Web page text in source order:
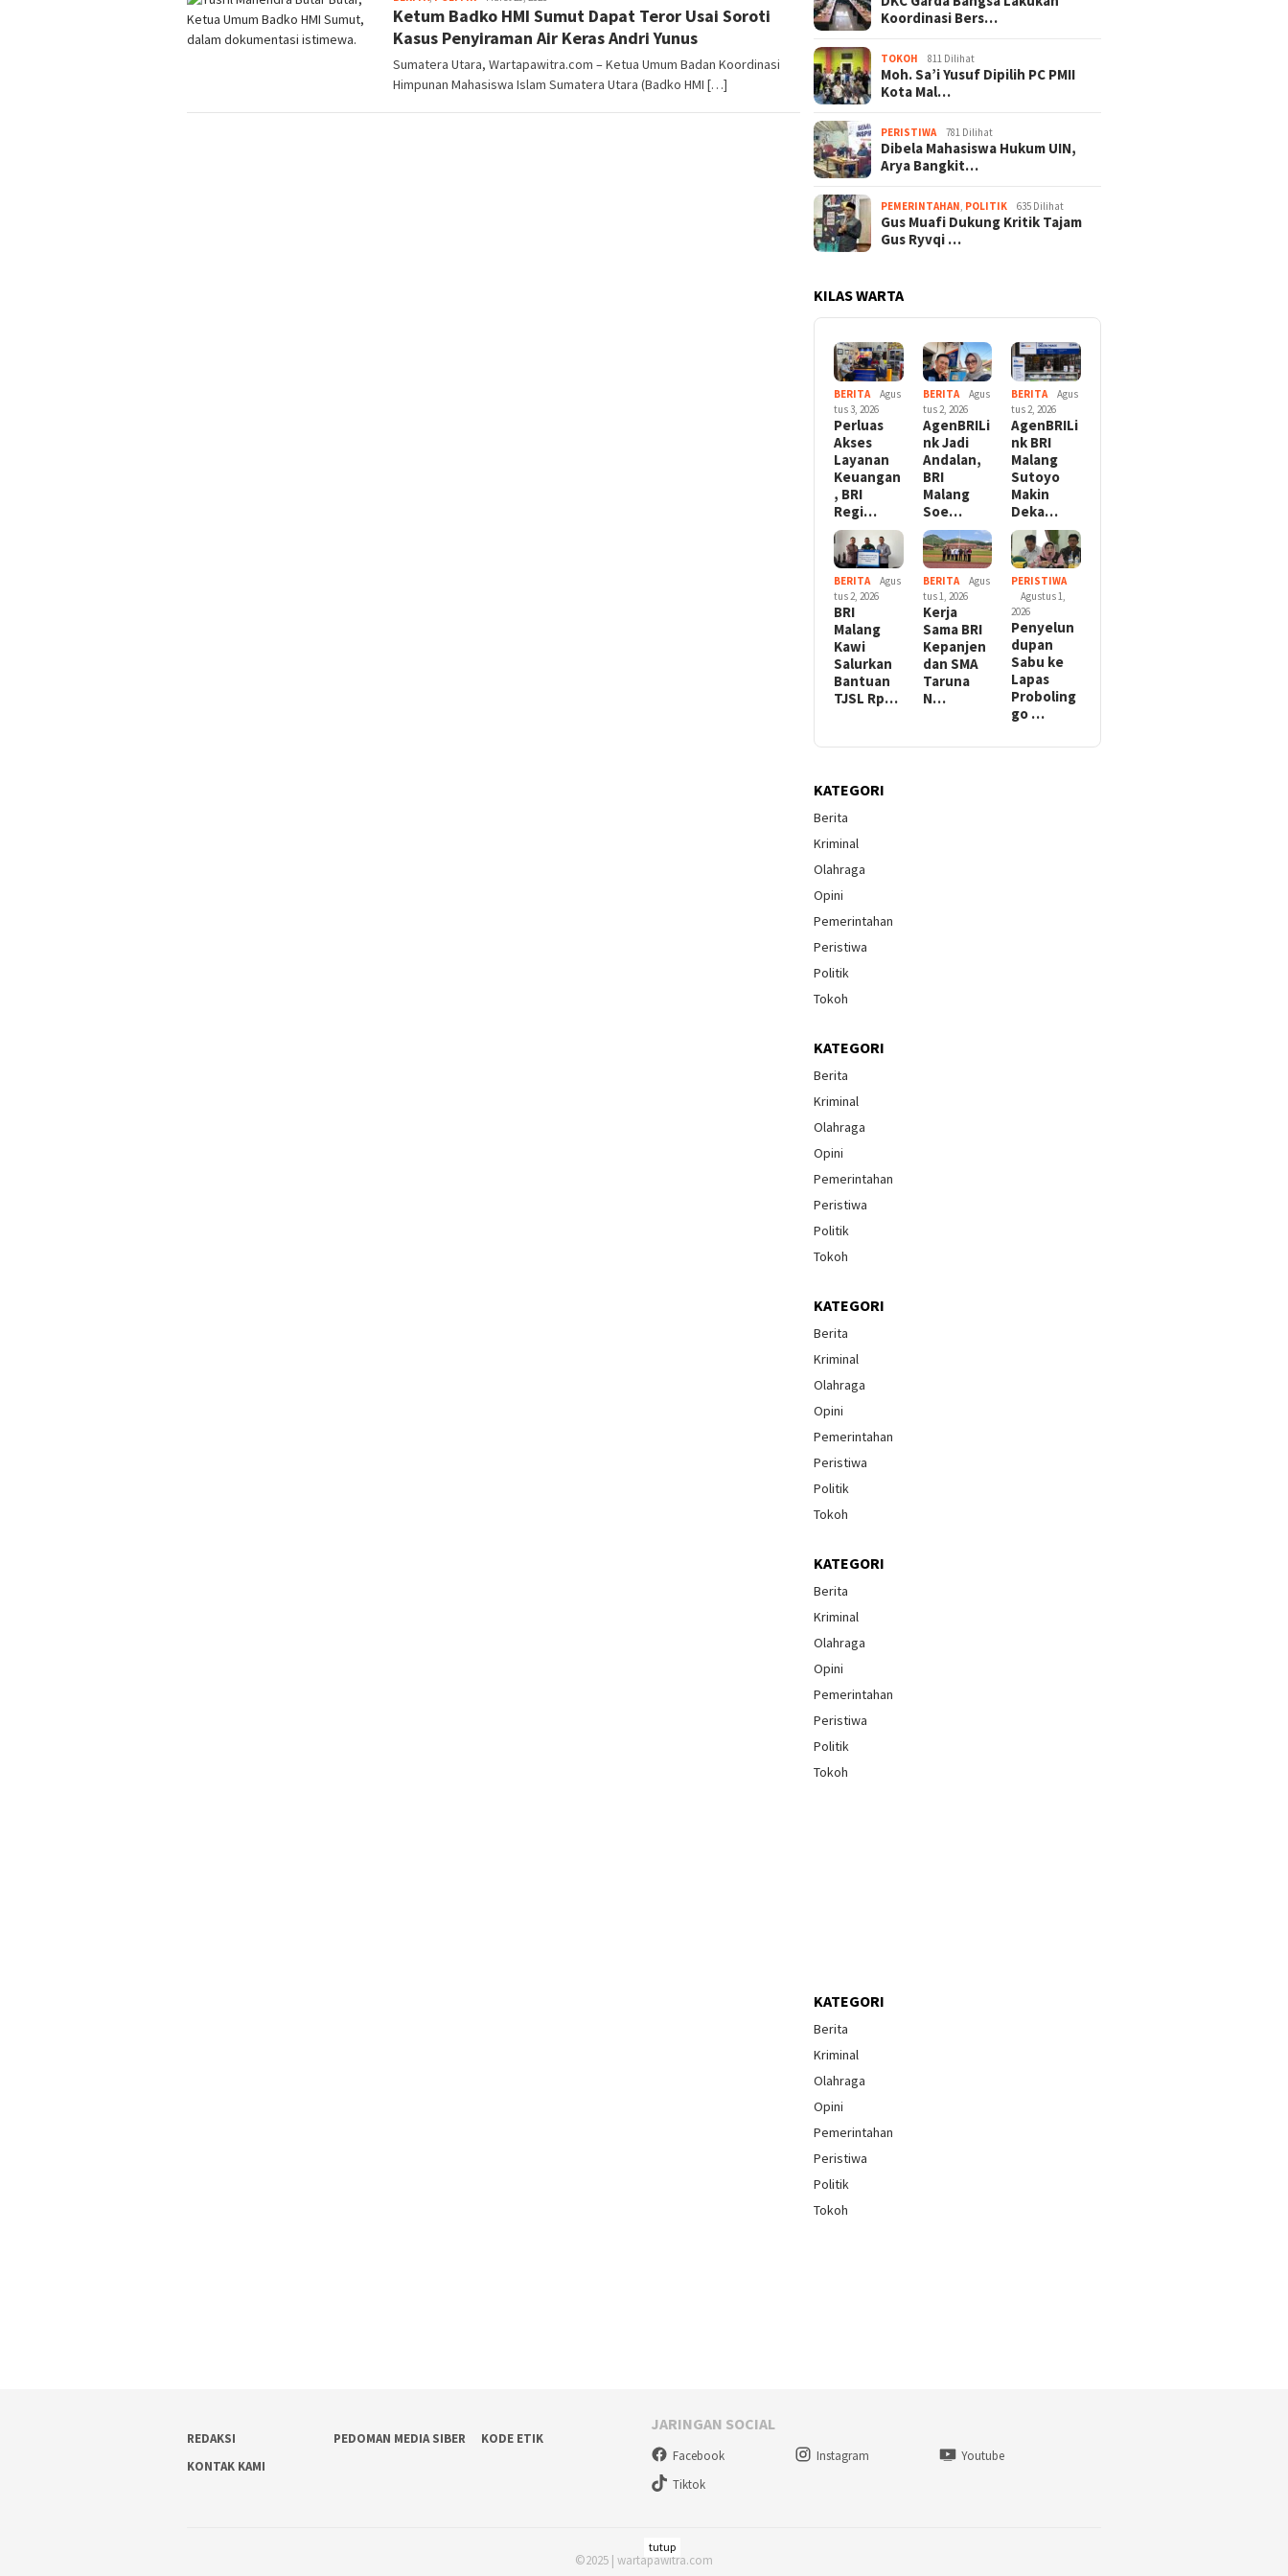
Ketum Badko HMI Sumut Dapat Teror Usai Soroti
Kasus Penyiraman Air Keras Andri Yunus
Sumatera Utara, Wartapawitra.com – Ketua Umum Badan Koordinasi
Himpunan Mahasiswa Islam Sumatera Utara (Badko HMI […]
Koordinasi Bers…
TOKOH 811 Dilihat
Moh. Sa’i Yusuf Dipilih PC PMII
Kota Mal…
PERISTIWA 781 Dilihat
Dibela Mahasiswa Hukum UIN,
Arya Bangkit…
PEMERINTAHAN, POLITIK 635 Dilihat
Gus Muafi Dukung Kritik Tajam
Gus Ryvqi …
KILAS WARTA
BERITA
Agus
tus 3, 2026
Perluas
Akses
Layanan
Keuangan
, BRI
Regi…
BERITA
Agus
tus 2, 2026
AgenBRILi
nk Jadi
Andalan,
BRI
Malang
Soe…
BERITA
Agus
tus 2, 2026
AgenBRILi
nk BRI
Malang
Sutoyo
Makin
Deka…
BERITA
Agus
tus 2, 2026
BRI
Malang
Kawi
Salurkan
Bantuan
TJSL Rp…
BERITA
Agus
tus 1, 2026
Kerja
Sama BRI
Kepanjen
dan SMA
Taruna
N…
PERISTIWA
Agustus 1,
2026
Penyelun
dupan
Sabu ke
Lapas
Proboling
go …
KATEGORI
Berita
Kriminal
Olahraga
Opini
Pemerintahan
Peristiwa
Politik
Tokoh
KATEGORI
Berita
Kriminal
Olahraga
Opini
Pemerintahan
Peristiwa
Politik
Tokoh
KATEGORI
Berita
Kriminal
Olahraga
Opini
Pemerintahan
Peristiwa
Politik
Tokoh
KATEGORI
Berita
Kriminal
Olahraga
Opini
Pemerintahan
Peristiwa
Politik
Tokoh
KATEGORI
Berita
Kriminal
Olahraga
Opini
Pemerintahan
Peristiwa
Politik
Tokoh
REDAKSI PEDOMAN MEDIA SIBER
KODE ETIK
KONTAK KAMI
JARINGAN SOCIAL
Facebook Instagram
Youtube
Tiktok
©2025 | wartapawitra.com
tutup